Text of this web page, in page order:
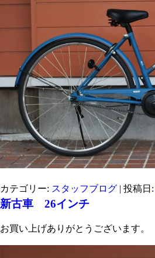
カテゴリー: スタッフブログ | 投稿日:
新古車 26インチ
お買い上げありがとうございます。